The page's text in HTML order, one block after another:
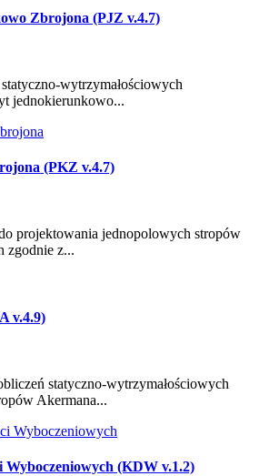
Zbrojona (PJZ v.4.7)
wytrzymałościowych
jednokierunkowo...
(PKZ v.4.7)
projektowania jednopolowych stropów
zgodnie z...
v.4.9)
statyczno-wytrzymałościowych
Akermana...
Wyboczeniowych (KDW v.1.2)